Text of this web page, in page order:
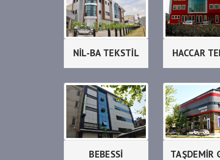
NİL-BA TEKSTİL HACCAR
BEBESSİ